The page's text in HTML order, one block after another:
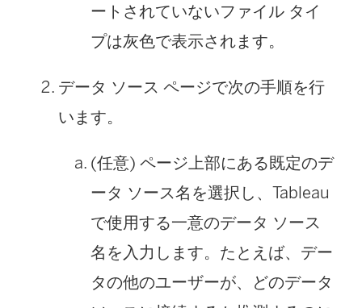
ートされていないファイル タイ
プは灰色で表示されます。
データ ソース ページで次の手順を行
います。
(任意) ページ上部にある既定のデ
ータ ソース名を選択し、Tableau
で使用する一意のデータ ソース
名を入力します。たとえば、デー
タの他のユーザーが、どのデータ